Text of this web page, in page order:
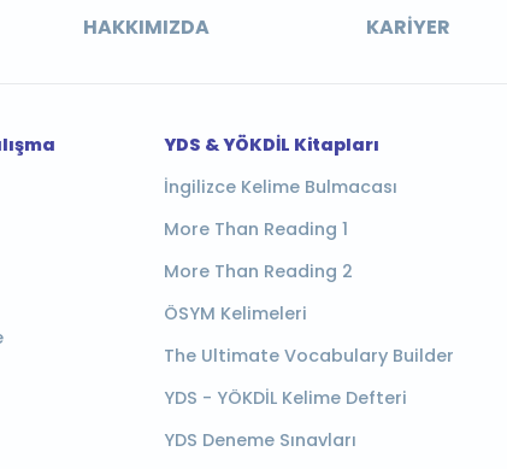
HAKKIMIZDA KARIYER
YDS & YÖKDİL Kitapları
İngilizce Kelime Bulmacası
More Than Reading 1
More Than Reading 2
ÖSYM Kelimeleri
The Ultimate Vocabulary Builder
YDS - YÖKDİL Kelime Defteri
YDS Deneme Sınavları